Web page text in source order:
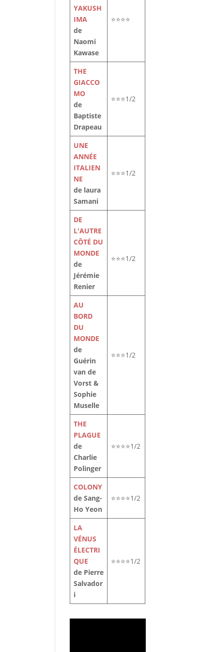
YAKUSH
IMA
de
Naomi
Kawase
⭐⭐⭐⭐
THE
GIACCO
MO
de
Baptiste
Drapeau
⭐⭐⭐1/2
UNE
ANNÉE
ITALIEN
NE
de laura
Samani
⭐⭐⭐1/2
DE
L'AUTRE
CÔTÉ DU
MONDE
de
Jérémie
Renier
⭐⭐⭐1/2
AU
BORD
DU
MONDE
de
Guérin
van de
Vorst &
Sophie
Muselle
⭐⭐⭐1/2
THE
PLAGUE
de
Charlie
Polinger
⭐⭐⭐⭐1/2
COLONY
de Sang-
Ho Yeon
⭐⭐⭐⭐1/2
LA
VÉNUS
ÉLECTRI
QUE
de Pierre
Salvador
i
⭐⭐⭐⭐1/2